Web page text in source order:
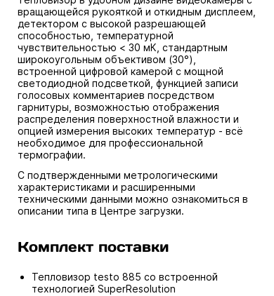
вращающейся рукояткой и откидным дисплеем,
детектором с высокой разрешающей
способностью, температурной
чувствительностью < 30 мК, стандартным
широкоугольным объективом (30°),
встроенной цифровой камерой с мощной
светодиодной подсветкой, функцией записи
голосовых комментариев посредством
гарнитуры, возможностью отображения
распределения поверхностной влажности и
опцией измерения высоких температур - всё
необходимое для профессиональной
термографии.
С подтвержденными метрологическими
характеристиками и расширенными
техническими данными можно ознакомиться в
описании типа в Центре загрузки.
Комплект поставки
Тепловизор testo 885 со встроенной
технологией SuperResolution